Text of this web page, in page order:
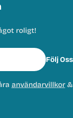
roligt!
Följ Oss
användarvillkor&